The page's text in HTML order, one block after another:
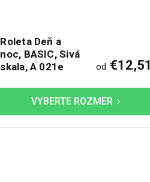
Roleta Deň a
noc, BASIC, Sivá
skala, A 021e
od €12,51